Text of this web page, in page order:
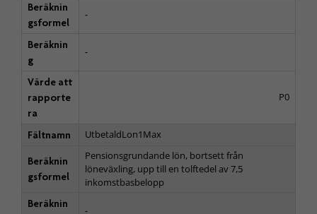
Beräknin
gsformel
-
Beräknin
g
-
Värde att
rapporte
ra
P0
Fältnamn UtbetaldLon1Max
Beräknin
gsformel
Pensionsgrundande lön, bortsett från
löneväxling, upp till en tolftedel av 7,5
inkomstbasbelopp
Beräknin
-